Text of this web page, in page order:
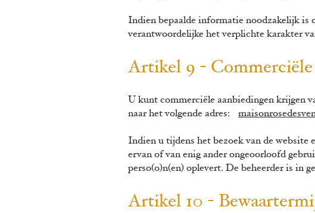
Indien bepaalde informatie noodzakelijk is
verantwoordelijke het verplichte karakter
Artikel 9 - Commerciële
U kunt commerciële aanbiedingen krijgen
naar het volgende adres:
Indien u tijdens het bezoek van de website
ervan of van enig ander ongeoorloofd
perso(o)n(en) oplevert. De beheerder is in
Artikel 10 -